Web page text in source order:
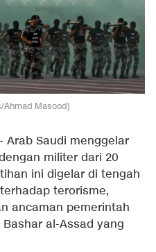
Ahmad Masood)
Arab Saudi menggelar
militer dari 20
ini digelar di tengah
terorisme,
ancaman pemerintah
al-Assad yang